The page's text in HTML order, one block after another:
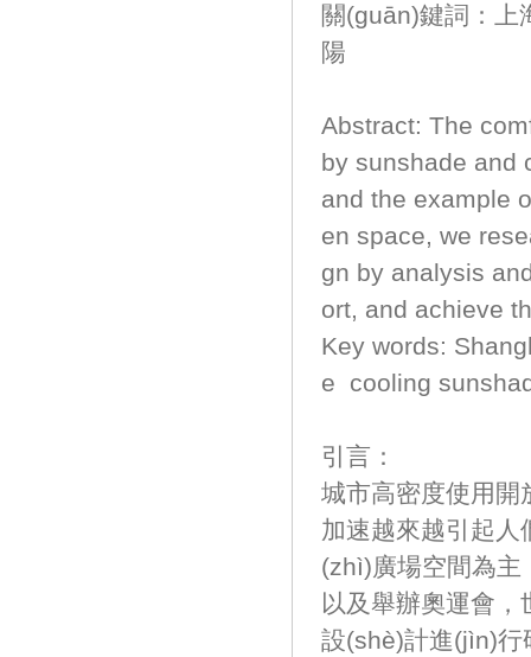
關(guān)鍵詞：上
陽
Abstract: The
by sunshade and
and the example
en space, we
gn by analysis
ort, and achieve
Key words:
e cooling
引言：
城市高密度使用開
加速越來越引起人
(zhì)廣場空間為主
以及舉辦奧運會
設(shè)計進(jìn)行研